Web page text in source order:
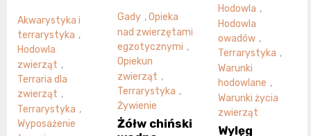
Akwarystyka i
terrarystyka ,
Hodowla
zwierząt ,
Terraria dla
zwierząt ,
Terrarystyka ,
Wyposażenie
Gady ,Opieka
nad zwierzętami
egzotycznymi ,
Opiekun
zwierząt ,
Terrarystyka ,
Żywienie
Żółw chiński
Hodowla ,
Hodowla
owadów ,
Terrarystyka ,
Warunki
hodowlane ,
Warunki życia
zwierząt
Wylęg